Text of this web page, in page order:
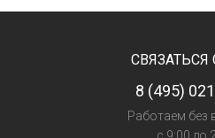
8 (495)
Работаем без